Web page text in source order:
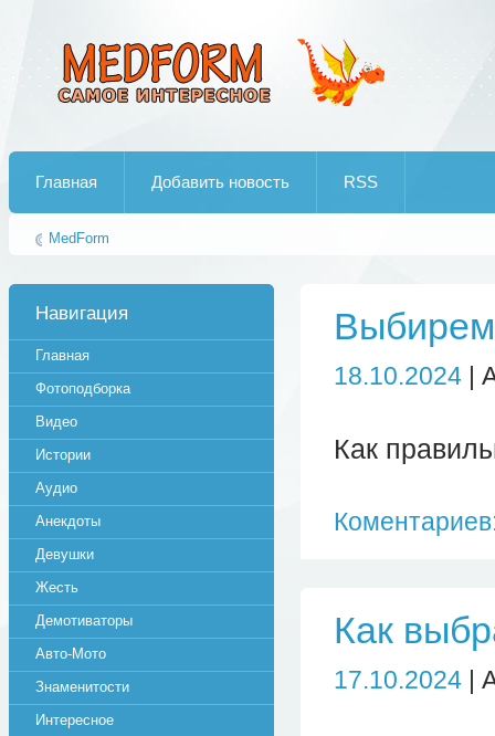
Главная Добавить новость RSS
MedForm
Выбирем
18.10.2024 |
Как
Как
17.10.2024 |
Навигация
Главная
Фотоподборка
Видео
Истории
Аудио
Анекдоты
Девушки
Жесть
Демотиваторы
Авто-Мото
Знаменитости
Интересное